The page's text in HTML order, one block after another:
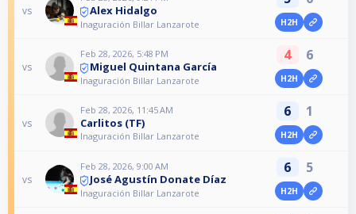
vs Alex Hidalgo
Inaguración Billar Lanzarote H2H
vs
Feb 28, 2026, 5:48 PM
Miguel Quintana García
Inaguración Billar Lanzarote
4 6
H2H
vs
Feb 28, 2026, 11:45 AM
Carlitos (TF)
Inaguración Billar Lanzarote
6 1
H2H
vs
Feb 28, 2026, 9:00 AM
José Agustín Donate Díaz
Inaguración Billar Lanzarote
6 5
H2H